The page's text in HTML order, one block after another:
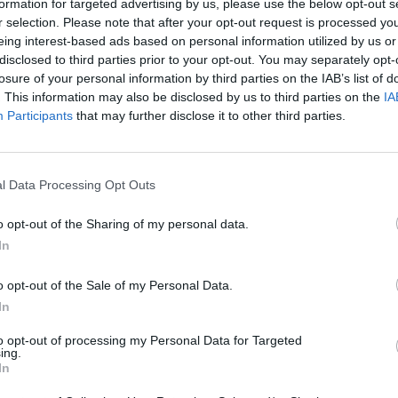
for targeted advertising by us, please use the below opt-out
selection. Please note that after your opt-out request is processed
interest-based ads based on personal information utilized by us
to third parties prior to your opt-out. You may separately
of your personal information by third parties on the IAB’s list of
This information may also be disclosed by us to third parties on the
Participants that may further disclose it to other third parties.
Data Processing Opt Outs
opt-out of the Sharing of my personal data.
opt-out of the Sale of my Personal Data.
opt-out of processing my Personal Data for Targeted
que las administraciones públicas
en educación (89%) y en las
“Estadísticas de Colegiados y Farmacias
de 22.222 farmacias comunitarias, en las
55.254 farmacéuticos, cifras que sitúan a
el recurso y el profesional sanitario más
Primaria, con un 70% más farmacias que
82% más de farmacéuticos comunitarios